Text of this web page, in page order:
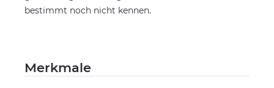
bestimmt noch nicht kennen.
Merkmale